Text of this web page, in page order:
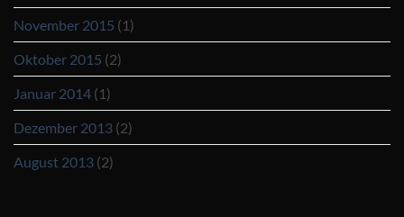
November 2015 (1)
Oktober 2015 (2)
Januar 2014 (1)
Dezember 2013 (2)
August 2013 (2)